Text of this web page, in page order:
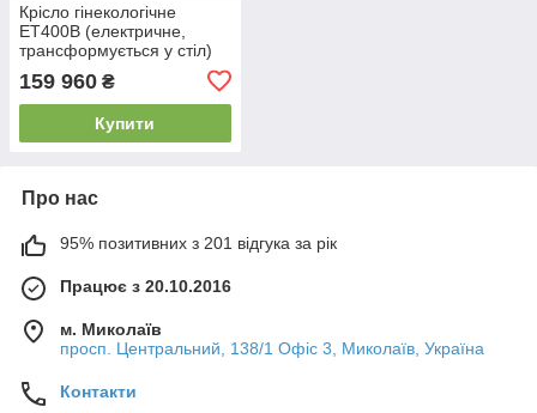
Крісло гінекологічне
ЕТ400В (електричне,
трансформується у стіл)
159 960 ₴
Купити
Про нас
95% позитивних з 201 відгука за рік
Працює з 20.10.2016
м. Миколаїв
просп. Центральний, 138/1 Офіс 3, Миколаїв, Україна
Контакти